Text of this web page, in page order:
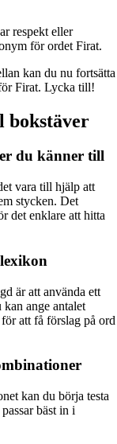
respekt eller
för ordet Firat.
kan du nu fortsätta
Firat. Lycka till!
bokstäver
du känner till
vara till hjälp att
stycken. Det
det enklare att hitta
är att använda ett
ange antalet
att få förslag på ord
kan du börja testa
bäst in i